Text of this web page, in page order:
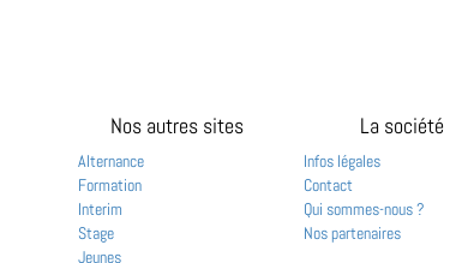
Nos autres sites
Alternance
Formation
Interim
Stage
Jeunes
La société
Infos légales
Contact
Qui sommes-nous ?
Nos partenaires